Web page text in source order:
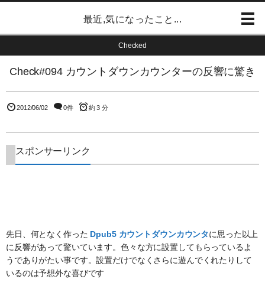
最近,気になったこと...
Checked
Check#094 カウントダウンカウンターの反響に驚き
2012/06/02 0件 約 3 分
スポンサーリンク
先日、何となく作った Dpub5 カウントダウンカウンタに思った以上
に反響があって驚いています。色々な方に設置してもらっているよ
うでありがたい事です。設置だけでなくさらに遊んでくれたりして
いるのは予想外な喜びです